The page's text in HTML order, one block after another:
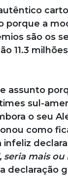
porque a
são os
11.3
assunto
sul-
o seu
como
mais
declaração